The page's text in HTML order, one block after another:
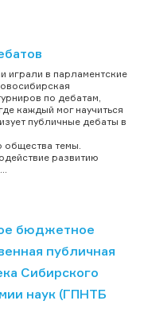
играли в парламентские
по дебатам,
каждый мог научиться
публичные дебаты в
темы.
развитию
бюджетное
публичная
Сибирского
наук (ГПНТБ